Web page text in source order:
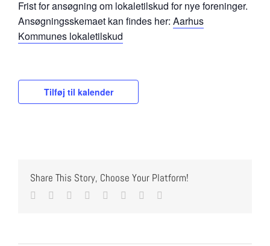
Frist for ansøgning om lokaletilskud for nye foreninger.
Ansøgningsskemaet kan findes her: Aarhus
Kommunes lokaletilskud
Tilføj til kalender
Share This Story, Choose Your Platform!
Facebook
TwitterReddit LinkedIn
TumblrPinterest